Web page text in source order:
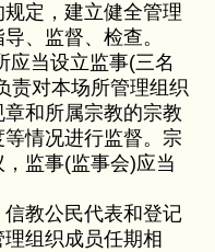
定，建立健全管理
、监督、检查。
当设立监事(三名
责对本场所管理组织
和所属宗教的宗教
情况进行监督。宗
监事(监事会)应当
教公民代表和登记
组织成员任期相